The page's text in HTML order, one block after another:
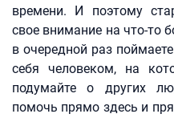
времени. И поэтому
свое внимание на что-то
в очередной раз
себя человеком, на
подумайте о других
помочь прямо здесь и